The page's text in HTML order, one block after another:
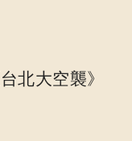
北大空襲》